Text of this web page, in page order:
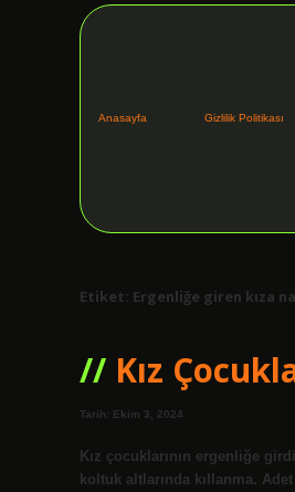
Anasayfa Gizlilik Politikası
Etiket: Ergenliğe giren kıza
Kız
Tarih: Ekim 3, 2024
Kız çocuklarının ergenliğe
koltuk altlarında kıllanma.